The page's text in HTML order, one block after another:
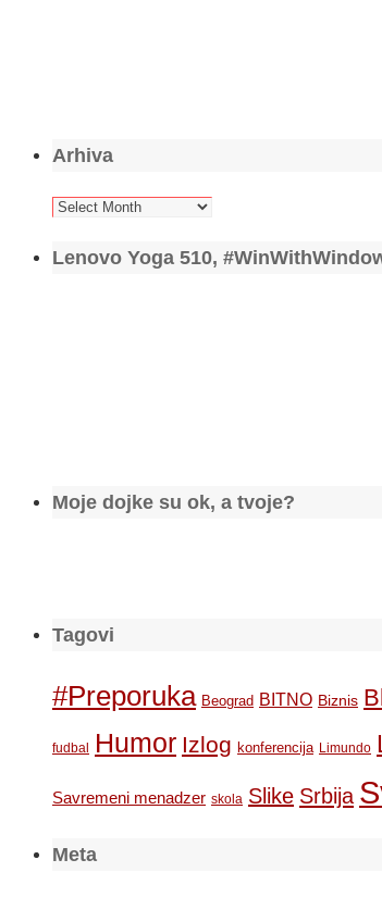
Arhiva
Arhiva
Lenovo Yoga 510,
Moje dojke su ok, a tvoje?
Tagovi
#Preporuka Beograd BITNO Biznis
fudbal Humor Izlog konferencija Limundo
Savremeni menadzer skola Slike Srbija
Meta